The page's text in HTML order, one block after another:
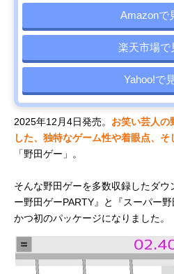
Amazonで
楽天市場で
Yahoo!で
2025年12月4日発売。 お笑い芸人の
した、独特なゲーム性や着眼点、
「野田ゲー」。
そんな野田ゲーを多数収録したダ
ー野田ゲーPARTY』と『スーパー
かつ初のパッケージになりました。